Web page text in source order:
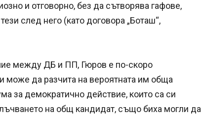
и отговорно, без да сътворява гафове,
след него (като договора „Боташ“,
между ДБ и ПП, Гюров е по-скоро
може да разчита на вероятната им обща
за демократично действие, които са си
на общ кандидат, също биха могли да